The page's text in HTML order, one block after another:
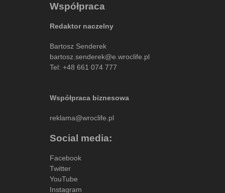
Współpraca
Redaktor naczelny
Bartosz Senderek
bartosz.senderek@e.wroclife.pl
Tel: +48 661 074 777
Współpraca biznesowa
reklama@wroclife.pl
Social media:
Facebook
Twitter
YouTube
Instagram